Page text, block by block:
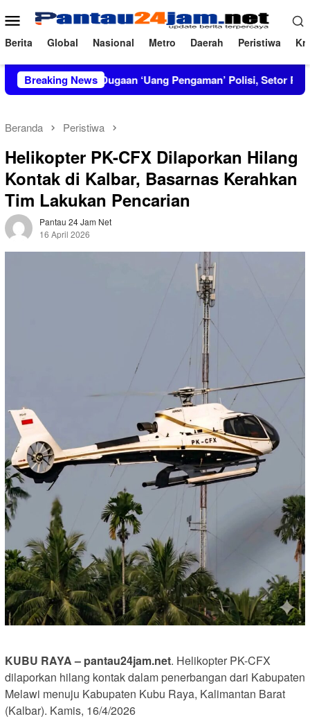
ke
konten
Menu
Mobile
Berita Global Nasional Metro Daerah Peristiwa
Breaking News
Dugaan ‘Uang Pengaman’ Polisi, Setor Rp2,5 Juta tapi
Beranda Peristiwa
Helikopter PK-CFX Dilaporkan Hilang
Kontak di Kalbar, Basarnas Kerahkan
Tim Lakukan Pencarian
Pantau 24 Jam Net
16 April 2026
KUBU RAYA – pantau24jam.net. Helikopter PK-CFX
dilaporkan hilang kontak dalam penerbangan dari Kabupaten
Melawi menuju Kabupaten Kubu Raya, Kalimantan Barat
(Kalbar). Kamis, 16/4/2026